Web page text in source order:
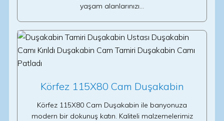
yaşam alanlarınızı…
Körfez 115X80 Cam Duşakabin
Körfez 115X80 Cam Duşakabin ile banyonuza
modern bir dokunuş katın. Kaliteli malzemelerimiz